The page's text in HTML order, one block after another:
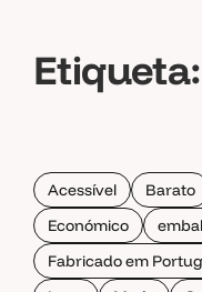
Etiqueta:
Acessível Barato
Económico
Fabricado em